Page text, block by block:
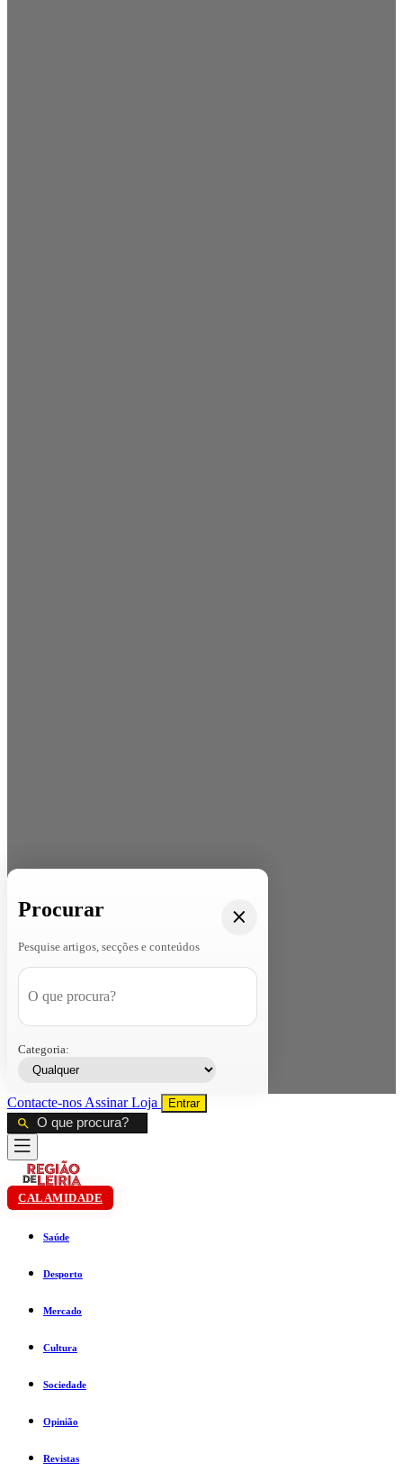
Procurar
Pesquise artigos, secções e conteúdos
Categoria:
Contacte-nos AssinarLoja Entrar
CALAMIDADE
Saúde
Desporto
Mercado
Cultura
Sociedade
Opinião
Revistas